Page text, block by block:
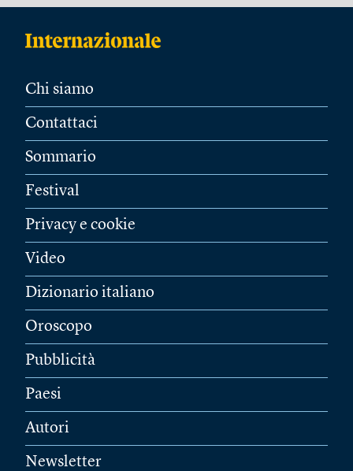
Chi siamo
Contattaci
Sommario
Festival
Privacy e cookie
Video
Dizionario italiano
Oroscopo
Pubblicità
Paesi
Autori
Newsletter